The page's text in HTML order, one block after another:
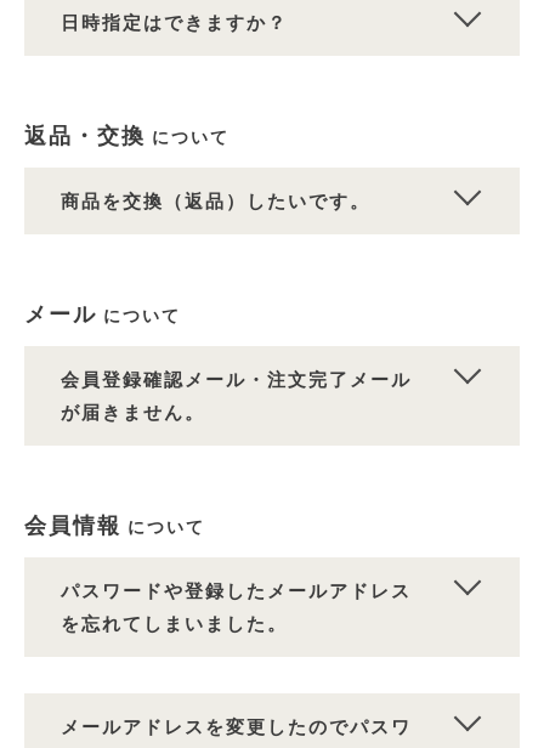
日時指定はできますか？
返品・交換 について
商品を交換（返品）したいです。
メール について
会員登録確認メール・注文完了メール
が届きません。
会員情報 について
パスワードや登録したメールアドレス
を忘れてしまいました。
メールアドレスを変更したのでパスワ